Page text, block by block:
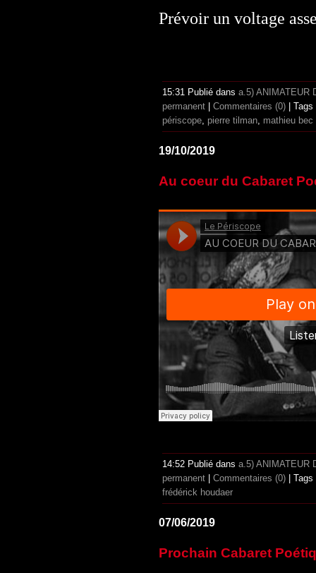
Prévoir un voltage
15:31 Publié dans a.5) ANIMATEUR
permanent
Commentaires (0) |
périscope, pierre tilman, mathieu bec
19/10/2019
Au coeur du Cabaret
14:52 Publié dans a.5) ANIMATEUR
permanent
Commentaires (0) |
frédérick houdaer
07/06/2019
Prochain Cabaret